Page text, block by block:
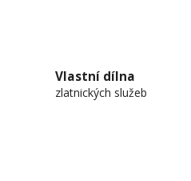
Vlastní dílna
zlatnických služeb